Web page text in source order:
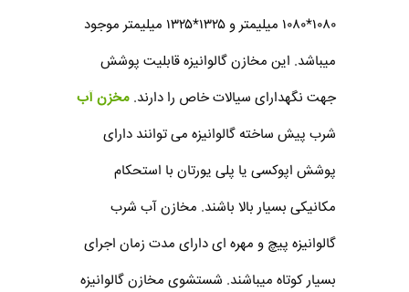
۱۰۸۰*۱۰۸۰ میلیمتر و ۱۳۲۵*۱۳۲۵ میلیمتر موجود
میباشد. این مخازن گالوانیزه قابلیت پوشش
جهت نگهدارای سیالات خاص را دارند. مخزن آب
شرب پیش ساخته گالوانیزه می توانند دارای
پوشش اپوکسی یا پلی یورتان با استحکام
مکانیکی بسیار بالا باشند. مخازن آب شرب
گالوانیزه پیچ و مهره ای دارای مدت زمان اجرای
بسیار کوتاه میباشند. شستشوی مخازن گالوانیزه